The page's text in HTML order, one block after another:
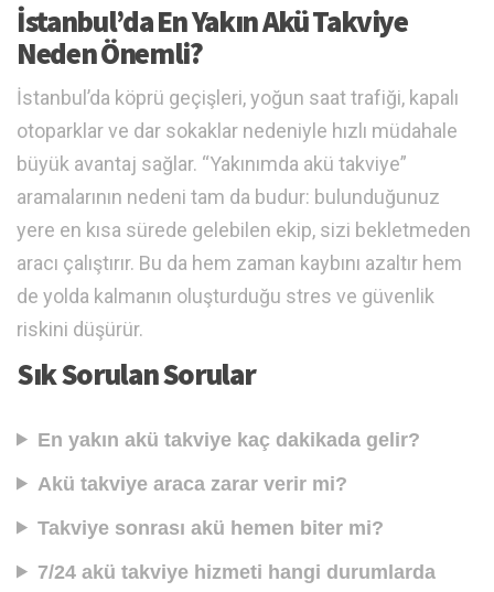
İstanbul’da En Yakın Akü Takviye
Neden Önemli?
İstanbul’da köprü geçişleri, yoğun saat trafiği, kapalı
otoparklar ve dar sokaklar nedeniyle hızlı müdahale
büyük avantaj sağlar. “Yakınımda akü takviye”
aramalarının nedeni tam da budur: bulunduğunuz
yere en kısa sürede gelebilen ekip, sizi bekletmeden
aracı çalıştırır. Bu da hem zaman kaybını azaltır hem
de yolda kalmanın oluşturduğu stres ve güvenlik
riskini düşürür.
Sık Sorulan Sorular
En yakın akü takviye kaç dakikada gelir?
Akü takviye araca zarar verir mi?
Takviye sonrası akü hemen biter mi?
7/24 akü takviye hizmeti hangi durumlarda